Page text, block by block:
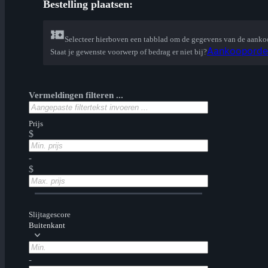
Bestelling plaatsen:
Selecteer hierboven een tabblad om de gegevens van de
Staat je gewenste voorwerp of bedrag er niet bij?
Vermeldingen filteren ...
Prijs
$
-
$
Slijtagescore
Buitenkant
-